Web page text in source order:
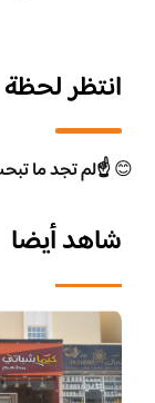
انتظر لحظة
😊☝️لم تجد ما
شاهد أيضا